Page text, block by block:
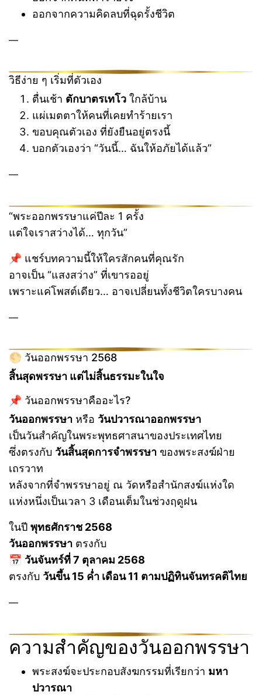
ออกจากความคิดลบที่ฉุดรั้งชีวิต
—
วิธีง่าย ๆ เริ่มที่ตัวเอง
ตื่นเช้า ตักบาตรเทโว ใกล้บ้าน
แผ่เมตตาให้คนที่เคยทำร้ายเรา
ขอบคุณตัวเอง ที่ยังยืนอยู่ตรงนี้
บอกตัวเองว่า “วันนี้… ฉันให้อภัยได้แล้ว”
—
“พระออกพรรษาแค่ปีละ 1 ครั้ง
แต่ใจเราสว่างได้… ทุกวัน”
📌 แชร์บทความนี้ให้ใครสักคนที่คุณรัก
อาจเป็น “แสงสว่าง” ที่เขารออยู่
เพราะแค่โพสต์เดียว… อาจเปลี่ยนทั้งชีวิตใครบางคน
—
🌕 วันออกพรรษา 2568
สิ้นสุดพรรษา แต่ไม่สิ้นธรรมะในใจ
📌 วันออกพรรษาคืออะไร?
วันออกพรรษา หรือ วันปวารณาออกพรรษา
เป็นวันสำคัญในพระพุทธศาสนาของประเทศไทย
ซึ่งตรงกับ วันสิ้นสุดการจำพรรษา ของพระสงฆ์ฝ่าย
เถรวาท
หลังจากที่จำพรรษาอยู่ ณ วัดหรือสำนักสงฆ์แห่งใด
แห่งหนึ่งเป็นเวลา 3 เดือนเต็มในช่วงฤดูฝน
ในปี พุทธศักราช 2568
วันออกพรรษา ตรงกับ
📅 วันจันทร์ที่ 7 ตุลาคม 2568
ตรงกับ วันขึ้น 15 ค่ำ เดือน 11 ตามปฏิทินจันทรคติไทย
—
ความสำคัญของวันออกพรรษา
พระสงฆ์จะประกอบสังฆกรรมที่เรียกว่า มหา
ปวารณา